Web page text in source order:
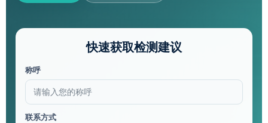
快速获取检测建议
称呼
联系方式